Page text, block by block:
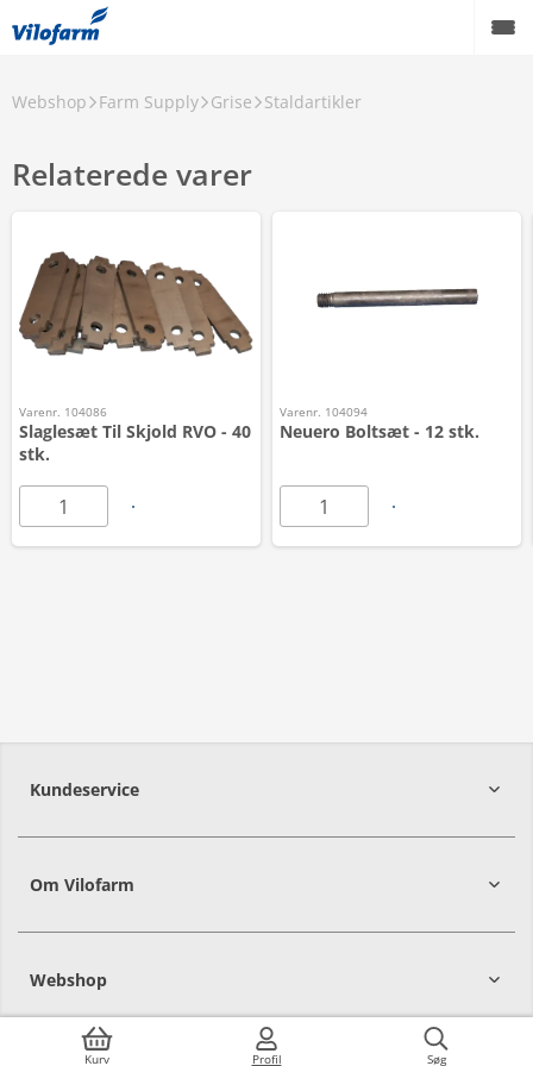
Kurv Profil Søg
Webshop Farm Supply Grise Staldartikler
Relaterede varer
Varenr. 104086
Slaglesæt Til Skjold RVO - 40
stk.
Varenr. 104094
Neuero Boltsæt - 12 stk.
Kundeservice
Om Vilofarm
Webshop